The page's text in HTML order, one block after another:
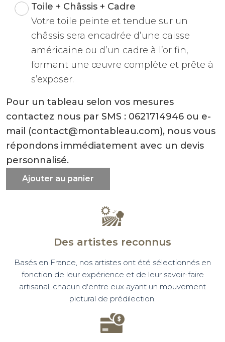
Toile + Châssis + Cadre
Votre toile peinte et tendue sur un
châssis sera encadrée d’une caisse
américaine ou d’un cadre à l’or fin,
formant une œuvre complète et prête à
s’exposer.
Pour un tableau selon vos mesures
contactez nous par SMS : 0621714946 ou e-
mail (contact@montableau.com), nous vous
répondons immédiatement avec un devis
personnalisé.
Ajouter au panier
Des artistes reconnus
Basés en France, nos artistes ont été sélectionnés en
fonction de leur expérience et de leur savoir-faire
artisanal, chacun d'entre eux ayant un mouvement
pictural de prédilection.